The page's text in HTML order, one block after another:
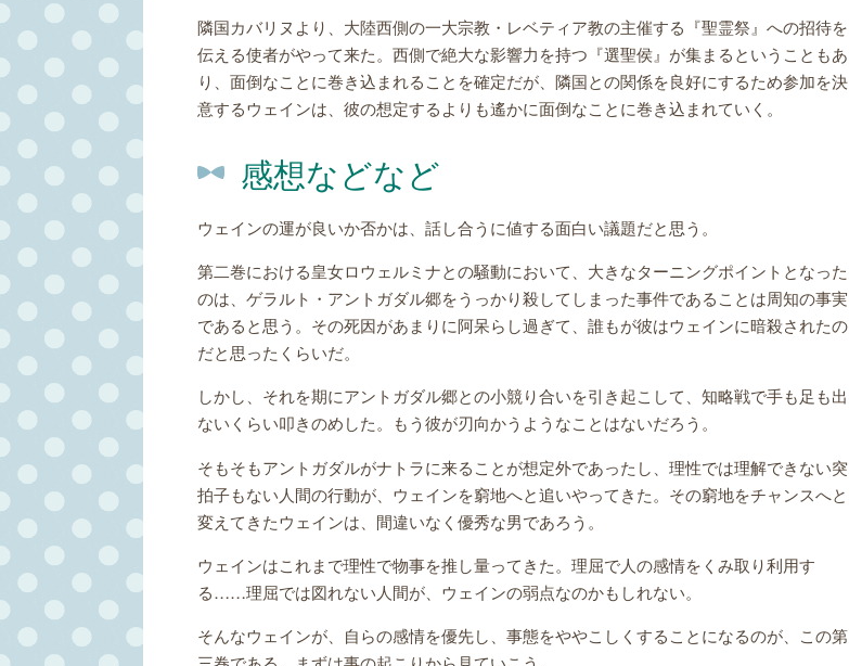
隣国カバリヌより、大陸西側の一大宗教・レベティア教の主催する『聖霊祭』への招待を
伝える使者がやって来た。西側で絶大な影響力を持つ『選聖侯』が集まるということもあ
り、面倒なことに巻き込まれることを確定だが、隣国との関係を良好にするため参加を決
意するウェインは、彼の想定するよりも遙かに面倒なことに巻き込まれていく。
感想などなど
ウェインの運が良いか否かは、話し合うに値する面白い議題だと思う。
第二巻における皇女ロウェルミナとの騒動において、大きなターニングポイントとなった
のは、ゲラルト・アントガダル郷をうっかり殺してしまった事件であることは周知の事実
であると思う。その死因があまりに阿呆らし過ぎて、誰もが彼はウェインに暗殺されたの
だと思ったくらいだ。
しかし、それを期にアントガダル郷との小競り合いを引き起こして、知略戦で手も足も出
ないくらい叩きのめした。もう彼が刃向かうようなことはないだろう。
そもそもアントガダルがナトラに来ることが想定外であったし、理性では理解できない突
拍子もない人間の行動が、ウェインを窮地へと追いやってきた。その窮地をチャンスへと
変えてきたウェインは、間違いなく優秀な男であろう。
ウェインはこれまで理性で物事を推し量ってきた。理屈で人の感情をくみ取り利用す
る……理屈では図れない人間が、ウェインの弱点なのかもしれない。
そんなウェインが、自らの感情を優先し、事態をややこしくすることになるのが、この第